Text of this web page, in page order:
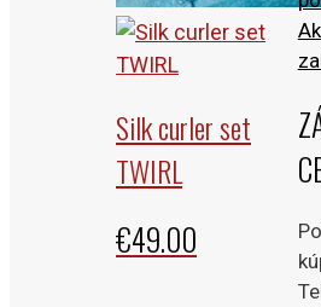
Silk curler set
TWIRL
€49.00